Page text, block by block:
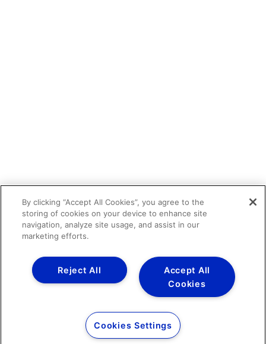
By clicking “Accept All Cookies”, you agree to the
storing of cookies on your device to enhance site
navigation, analyze site usage, and assist in our
marketing efforts.
Accept All
Cookies
Reject All
Cookies Settings